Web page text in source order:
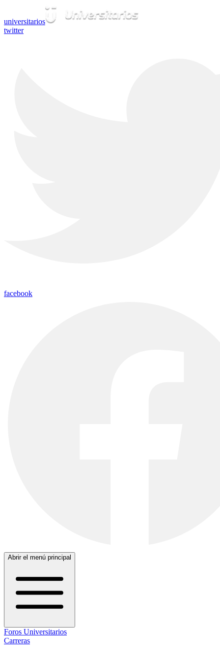
universitarios
twitter
facebook
Abrir el menú principal
Foros Universitarios
Carreras